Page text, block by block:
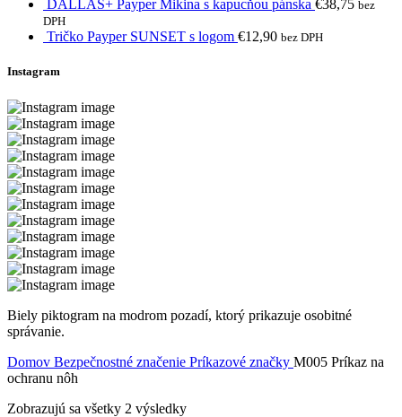
DALLAS+ Payper Mikina s kapucňou pánska €38,75 bez
DPH
Tričko Payper SUNSET s logom €12,90 bez DPH
Instagram
Biely piktogram na modrom pozadí, ktorý prikazuje osobitné
správanie.
Domov Bezpečnostné značenie Príkazové značky M005 Príkaz na
ochranu nôh
Zobrazujú sa všetky 2 výsledky